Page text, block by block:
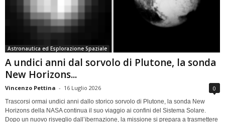
Astronautica ed Esplorazione Spaziale
A undici anni dal sorvolo di Plutone, la sonda
New Horizons...
Vincenzo Pettina - 16 Luglio 2026 0
Trascorsi ormai undici anni dallo storico sorvolo di Plutone, la sonda New
Horizons della NASA continua il suo viaggio ai confini del Sistema Solare.
Dopo un nuovo risveglio dall’ibernazione, la missione si prepara a trasmettere